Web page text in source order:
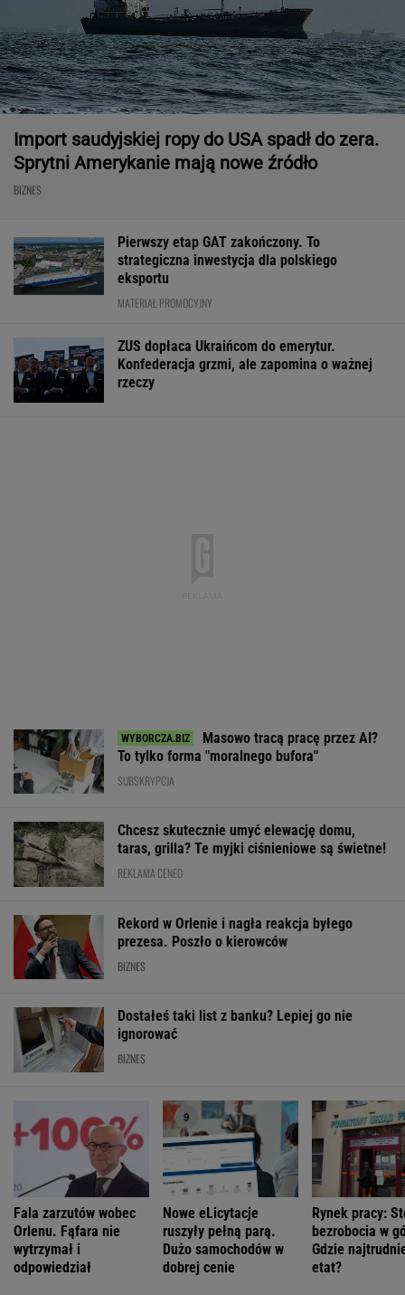
Import saudyjskiej ropy do USA spadł do zera.
Sprytni Amerykanie mają nowe źródło
BIZNES
Pierwszy etap GAT zakończony. To
strategiczna inwestycja dla polskiego
eksportu
MATERIAŁ PROMOCYJNY
ZUS dopłaca Ukraińcom do emerytur.
Konfederacja grzmi, ale zapomina o ważnej
rzeczy
Masowo tracą pracę przez AI?
To tylko forma "moralnego bufora"
SUBSKRYPCJA
Chcesz skutecznie umyć elewację domu,
taras, grilla? Te myjki ciśnieniowe są świetne!
REKLAMA CENEO
Rekord w Orlenie i nagła reakcja byłego
prezesa. Poszło o kierowców
BIZNES
Dostałeś taki list z banku? Lepiej go nie
ignorować
BIZNES
Fala zarzutów wobec
Orlenu. Fąfara nie
wytrzymał i
odpowiedział
Nowe eLicytacje
ruszyły pełną parą.
Dużo samochodów w
dobrej cenie
Rynek pracy:
bezrobocia w
Gdzie
etat?